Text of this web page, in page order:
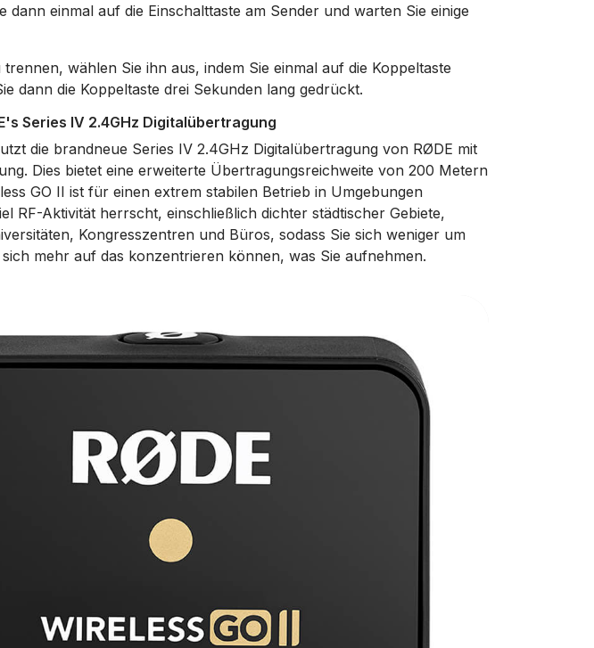
dann einmal auf die Einschalttaste am Sender und warten Sie einige
wählen Sie ihn aus, indem Sie einmal auf die Koppeltaste
dann die Koppeltaste drei Sekunden lang gedrückt.
Series IV 2.4GHz Digitalübertragung
die brandneue Series IV 2.4GHz Digitalübertragung von RØDE mit
Dies bietet eine erweiterte Übertragungsreichweite von 200 Metern
GO II ist für einen extrem stabilen Betrieb in Umgebungen
RF-Aktivität herrscht, einschließlich dichter städtischer Gebiete,
Kongresszentren und Büros, sodass Sie sich weniger um
mehr auf das konzentrieren können, was Sie aufnehmen.